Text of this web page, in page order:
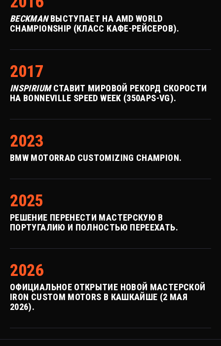
BECKMANВЫСТУПАЕТ НА AMD WORLD
CHAMPIONSHIP (КЛАСС КАФЕ-РЕЙСЕРОВ).
2017
INSPIRIUMСТАВИТ МИРОВОЙ РЕКОРД СКОРОСТИ
НА BONNEVILLE SPEED WEEK (350APS-VG).
2023
BMW MOTORRAD CUSTOMIZING CHAMPION.
2025
РЕШЕНИЕ ПЕРЕНЕСТИ МАСТЕРСКУЮ В
ПОРТУГАЛИЮ И ПОЛНОСТЬЮ ПЕРЕЕХАТЬ.
2026
ОФИЦИАЛЬНОЕ ОТКРЫТИЕ НОВОЙ МАСТЕРСКОЙ
IRON CUSTOM MOTORS В КАШКАЙШЕ (2 МАЯ
2026).